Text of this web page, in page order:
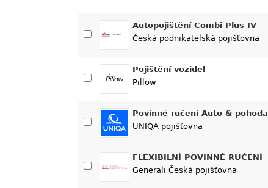
Autopojištění Combi Plus IV
Česká podnikatelská pojišťovna
Pojištění vozidel
Pillow
Povinné ručení Auto & pohoda
UNIQA pojišťovna
FLEXIBILNÍ POVINNÉ RUČENÍ
Generali Česká pojišťovna